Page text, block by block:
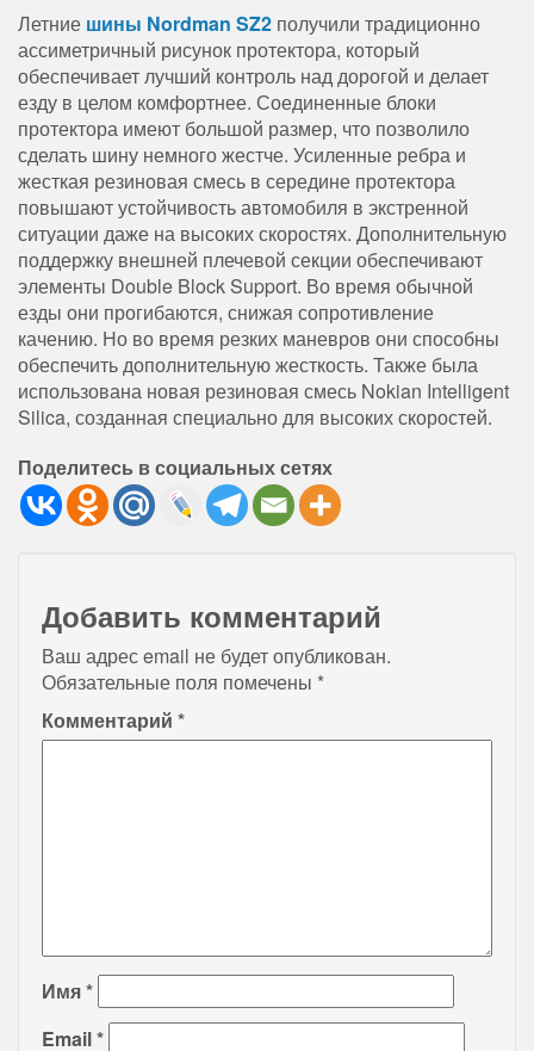
Летние шины Nordman SZ2 получили традиционно
ассиметричный рисунок протектора, который
обеспечивает лучший контроль над дорогой и делает
езду в целом комфортнее. Соединенные блоки
протектора имеют большой размер, что позволило
сделать шину немного жестче. Усиленные ребра и
жесткая резиновая смесь в середине протектора
повышают устойчивость автомобиля в экстренной
ситуации даже на высоких скоростях. Дополнительную
поддержку внешней плечевой секции обеспечивают
элементы Double Block Support. Во время обычной
езды они прогибаются, снижая сопротивление
качению. Но во время резких маневров они способны
обеспечить дополнительную жесткость. Также была
использована новая резиновая смесь Nokian Intelligent
Silica, созданная специально для высоких скоростей.
Поделитесь в социальных сетях
Добавить комментарий
Ваш адрес email не будет опубликован.
Обязательные поля помечены *
Комментарий *
Имя*
Email*